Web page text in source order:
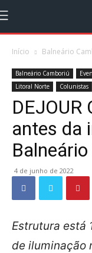
Início Balneário
Balneário Camboriú
Litoral Norte
Colunistas
DEJOUR
antes da
4 de junho de 2022
Estrutura está
de iluminação